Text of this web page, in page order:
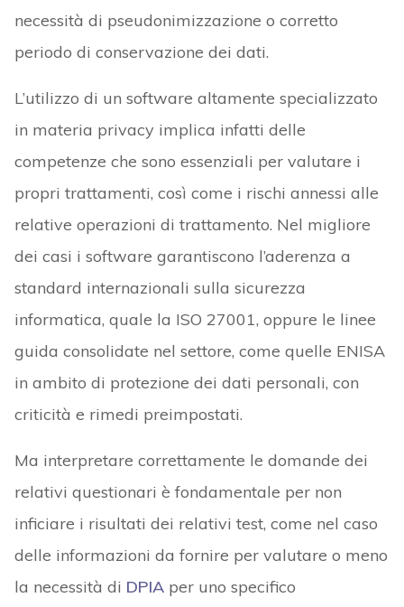
necessità di pseudonimizzazione o corretto
periodo di conservazione dei dati.
L’utilizzo di un software altamente specializzato
in materia privacy implica infatti delle
competenze che sono essenziali per valutare i
propri trattamenti, così come i rischi annessi alle
relative operazioni di trattamento. Nel migliore
dei casi i software garantiscono l’aderenza a
standard internazionali sulla sicurezza
informatica, quale la ISO 27001, oppure le linee
guida consolidate nel settore, come quelle ENISA
in ambito di protezione dei dati personali, con
criticità e rimedi preimpostati.
Ma interpretare correttamente le domande dei
relativi questionari è fondamentale per non
inficiare i risultati dei relativi test, come nel caso
delle informazioni da fornire per valutare o meno
la necessità di DPIAper uno specifico